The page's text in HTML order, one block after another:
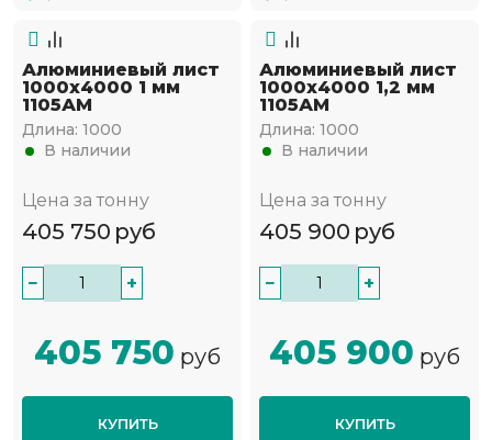
Алюминиевый лист
1000х4000 1 мм
1105АМ
Длина: 1000
В наличии
Цена за тонну
405 750 руб
− +
405 750 руб
КУПИТЬ
Алюминиевый лист
1000х4000 1,2 мм
1105АМ
Длина: 1000
В наличии
Цена за тонну
405 900 руб
− +
405 900 руб
КУПИТЬ